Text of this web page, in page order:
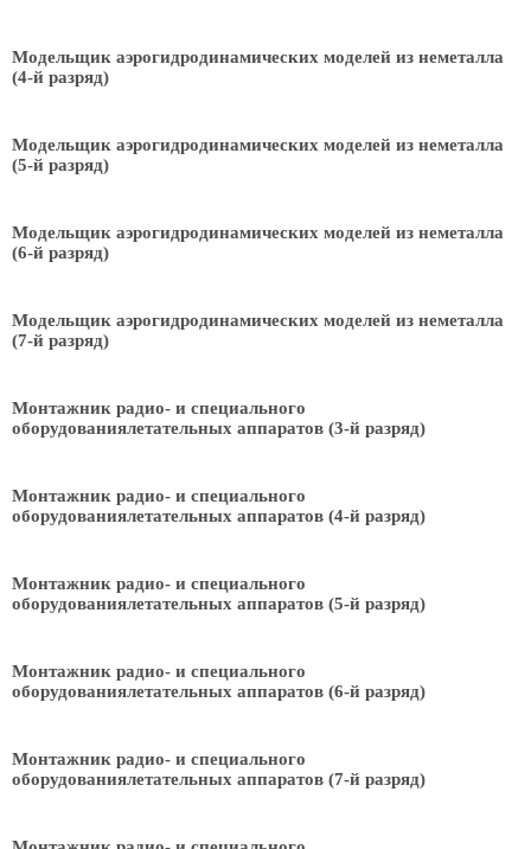
Модельщик аэрогидродинамических моделей из неметалла
(4-й разряд)
Модельщик аэрогидродинамических моделей из неметалла
(5-й разряд)
Модельщик аэрогидродинамических моделей из неметалла
(6-й разряд)
Модельщик аэрогидродинамических моделей из неметалла
(7-й разряд)
Монтажник радио- и специального
оборудованиялетательных аппаратов (3-й разряд)
Монтажник радио- и специального
оборудованиялетательных аппаратов (4-й разряд)
Монтажник радио- и специального
оборудованиялетательных аппаратов (5-й разряд)
Монтажник радио- и специального
оборудованиялетательных аппаратов (6-й разряд)
Монтажник радио- и специального
оборудованиялетательных аппаратов (7-й разряд)